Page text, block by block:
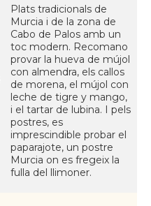
Plats tradicionals de
Murcia i de la zona de
Cabo de Palos amb un
toc modern. Recomano
provar la hueva de mújol
con almendra, els callos
de morena, el mújol con
leche de tigre y mango,
i el tartar de lubina. I pels
postres, es
imprescindible probar el
paparajote, un postre
Murcia on es fregeix la
fulla del llimoner.